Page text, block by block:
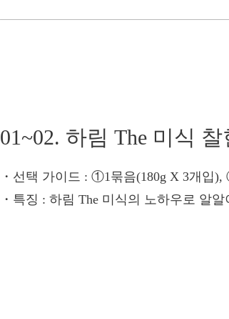
01~02. 하림 The 미식
・선택 가이드 : ①1묶음(180g X 3개입),
・특징 : 하림 The 미식의 노하우로 알